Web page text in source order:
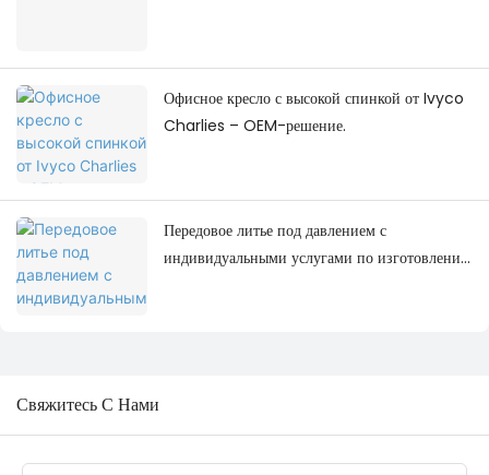
Офисное кресло с высокой спинкой от Ivyco
Charlies – OEM-решение.
Передовое литье под давлением с
индивидуальными услугами по изготовлению
Свяжитесь С Нами